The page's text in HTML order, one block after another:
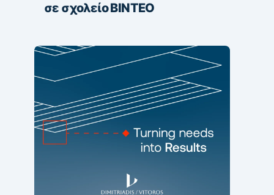
σε σχολείο ΒΙΝΤΕΟ